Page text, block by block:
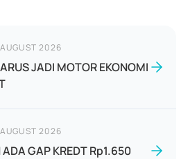
2026
JADI MOTOR EKONOMI
2026
GAP KREDT Rp1.650